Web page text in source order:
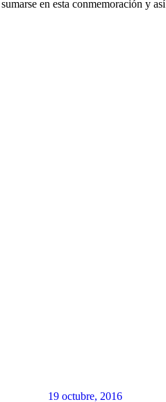
en esta conmemoración y
19 octubre, 2016